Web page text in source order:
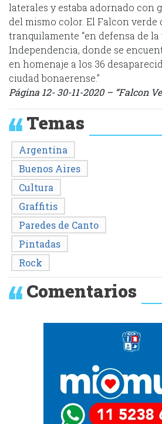
laterales y estaba adornado con
del mismo color. El Falcon verde
tranquilamente “en defensa de la
Independencia, donde se
en homenaje a los 36
ciudad bonaerense.”
Página 12- 30-11-2020 – “Falcon
Temas
Argentina
Buenos Aires
Cultura
Graffitis
Paredes de Canto
Pintadas
Rock
Comentarios